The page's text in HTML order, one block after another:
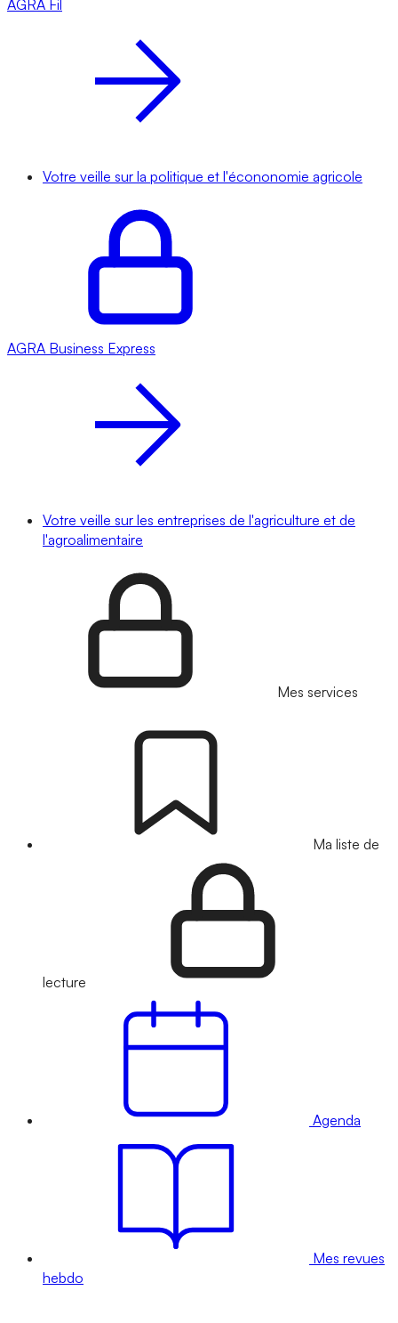
AGRA Fil
Votre veille sur la politique et l'écononomie agricole
AGRA Business Express
Votre veille sur les entreprises de l'agriculture et de
l'agroalimentaire
Mes services
Ma liste de
lecture
Agenda
Mes revues
hebdo